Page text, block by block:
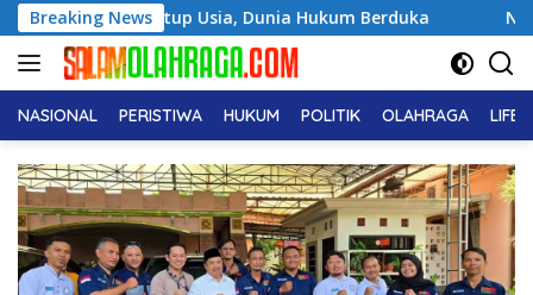
Langsung
ke
konten
Breaking News
Tutup Usia, Dunia Hukum Berduka Noor Biyanto
NASIONAL PERISTIWA HUKUM POLITIK OLAHRAGA